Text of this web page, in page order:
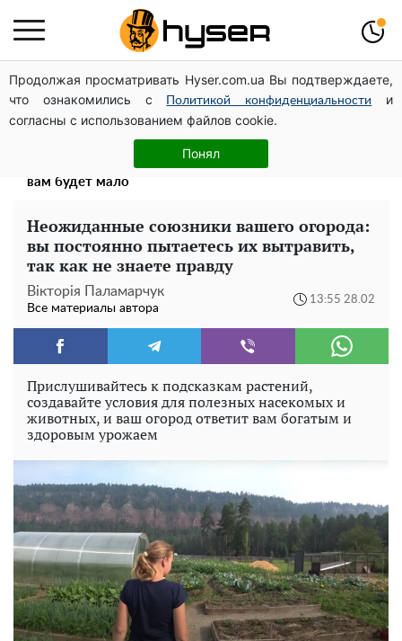
Продолжая просматривать Hyser.com.ua Вы подтверждаете,
что ознакомились с
Политикой конфиденциальности
и
согласны с использованием файлов cookie.
Понял
Дроны с наценкой: Александр Конотопский вывел
миллионы оборонного бюджета через фиктивную
фирму в Эстонии
Весь секрет в одной таблетке аспирина: рецепт
хрустящей и сочной капусты на зиму. Даже пяти банок
вам будет мало
Неожиданные союзники вашего огорода:
вы постоянно пытаетесь их вытравить,
так как не знаете правду
Вікторія Паламарчук
Все материалы автора
13:55 28.02
Прислушивайтесь к подсказкам растений,
создавайте условия для полезных насекомых и
животных, и ваш огород ответит вам богатым и
здоровым урожаем